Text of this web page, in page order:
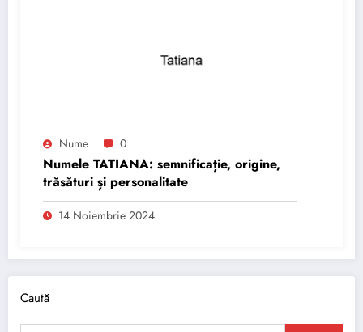
Nume 0
Numele TATIANA: semnificație, origine,
trăsături și personalitate
14 Noiembrie 2024
Caută